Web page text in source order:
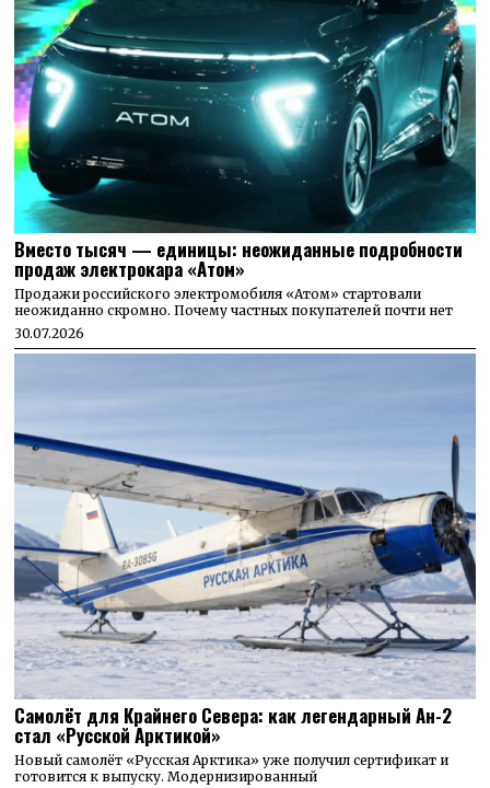
Вместо тысяч — единицы: неожиданные подробности
продаж электрокара «Атом»
Продажи российского электромобиля «Атом» стартовали
неожиданно скромно. Почему частных покупателей почти нет
30.07.2026
Самолёт для Крайнего Севера: как легендарный Ан-2
стал «Русской Арктикой»
Новый самолёт «Русская Арктика» уже получил сертификат и
готовится к выпуску. Модернизированный